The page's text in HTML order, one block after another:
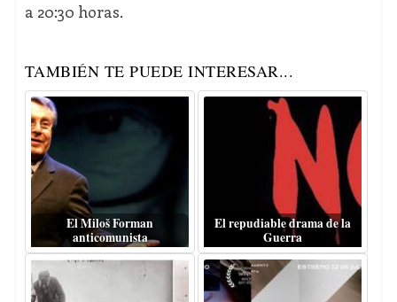
a 20:30 horas.
TAMBIÉN TE PUEDE INTERESAR...
El Miloš Forman
anticomunista
El repudiable drama de la
Guerra